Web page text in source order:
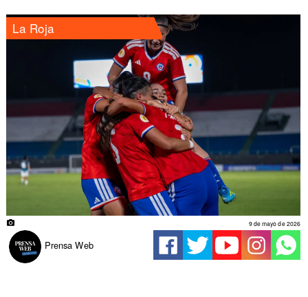
La Roja
Prensa Web
9 de mayo de 2026